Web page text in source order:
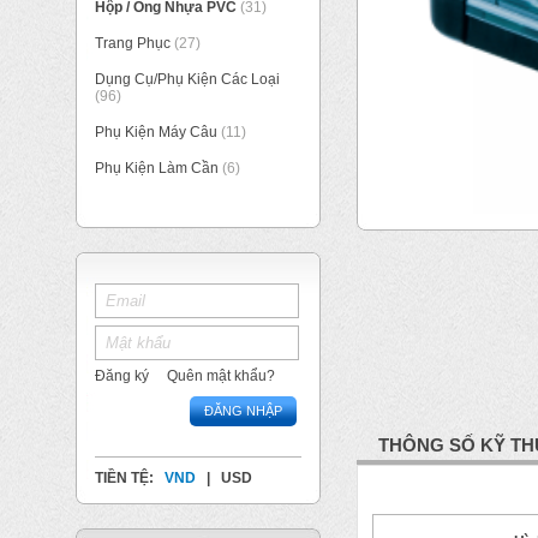
Hộp / Ống Nhựa PVC (31)
Trang Phục (27)
Dụng Cụ/Phụ Kiện Các Loại
(96)
Phụ Kiện Máy Câu (11)
Phụ Kiện Làm Cần (6)
Đăng ký Quên mật khẩu?
ĐĂNG NHẬP
TIỀN TỆ: VND USD
THÔNG SỐ KỸ